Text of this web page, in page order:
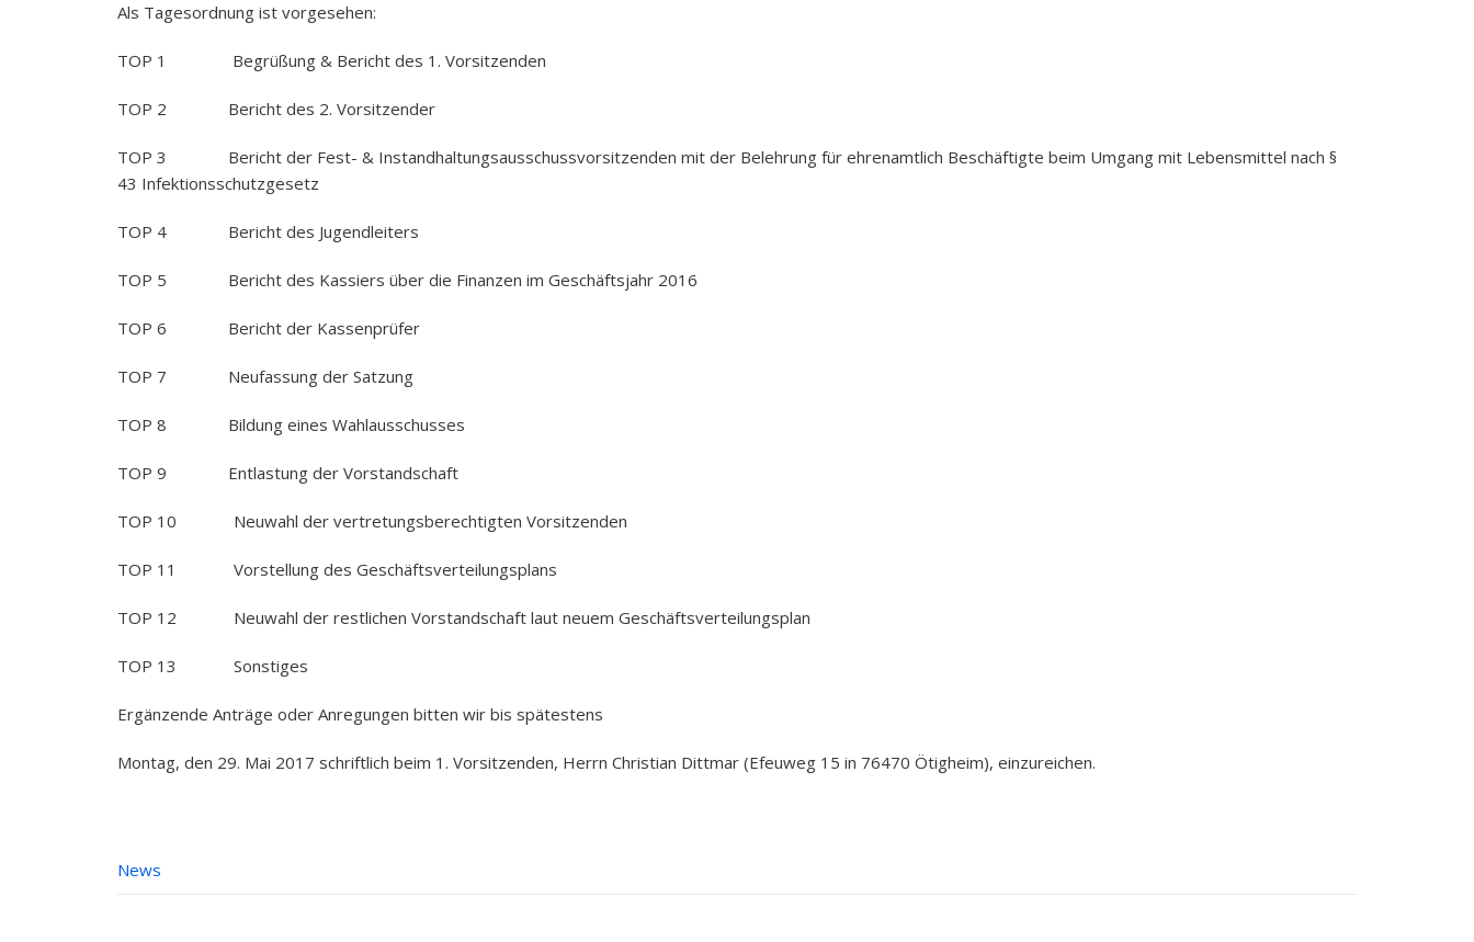
Als Tagesordnung ist vorgesehen:
TOP 1 Begrüßung & Bericht des 1. Vorsitzenden
TOP 2 Bericht des 2. Vorsitzender
TOP 3 Bericht der Fest- & Instandhaltungsausschussvorsitzenden mit der Belehrung für ehrenamtlich Beschäftigte beim Umgang mit Lebensmittel nach §
43 Infektionsschutzgesetz
TOP 4 Bericht des Jugendleiters
TOP 5 Bericht des Kassiers über die Finanzen im Geschäftsjahr 2016
TOP 6 Bericht der Kassenprüfer
TOP 7 Neufassung der Satzung
TOP 8 Bildung eines Wahlausschusses
TOP 9 Entlastung der Vorstandschaft
TOP 10 Neuwahl der vertretungsberechtigten Vorsitzenden
TOP 11 Vorstellung des Geschäftsverteilungsplans
TOP 12 Neuwahl der restlichen Vorstandschaft laut neuem Geschäftsverteilungsplan
TOP 13 Sonstiges
Ergänzende Anträge oder Anregungen bitten wir bis spätestens
Montag, den 29. Mai 2017 schriftlich beim 1. Vorsitzenden, Herrn Christian Dittmar (Efeuweg 15 in 76470 Ötigheim), einzureichen.
News